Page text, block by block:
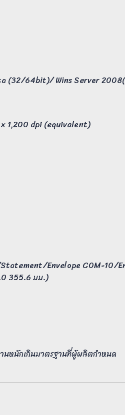
(32/64bit)/ Wins Server
1,200 dpi (equivalent)
Envelope COM-10/
355.6 มม.)
นหนักเกินมาตรฐานที่ผู้ผลิตกำหนด